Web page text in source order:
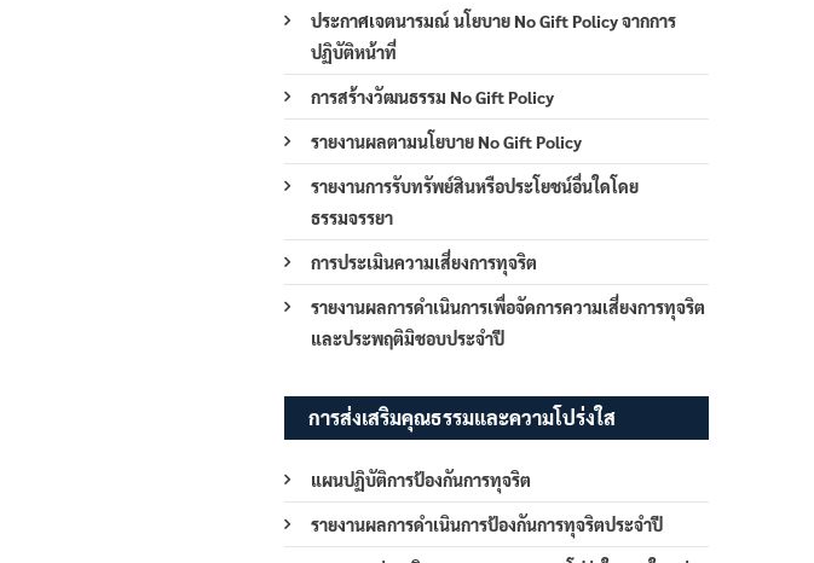
ประกาศเจตนารมณ์ นโยบาย No Gift Policy จากการ
ปฏิบัติหน้าที่
การสร้างวัฒนธรรม No Gift Policy
รายงานผลตามนโยบาย No Gift Policy
รายงานการรับทรัพย์สินหรือประโยชน์อื่นใดโดย
ธรรมจรรยา
การประเมินความเสี่ยงการทุจริต
รายงานผลการดำเนินการเพื่อจัดการความเสี่ยงการทุจริต
และประพฤติมิชอบประจำปี
การส่งเสริมคุณธรรมและความโปร่งใส
แผนปฏิบัติการป้องกันการทุจริต
รายงานผลการดำเนินการป้องกันการทุจริตประจำปี